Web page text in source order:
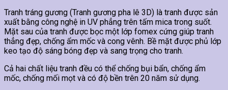
Tranh tráng gương (Tranh gương pha lê 3D) là tranh được sản
xuất bằng công nghệ in UV phẳng trên tấm mica trong suốt.
Mặt sau của tranh được bọc một lớp fomex cứng giúp tranh
thẳng đẹp, chống ẩm mốc và cong vênh. Bề mặt được phủ lớp
keo tạo độ sáng bóng đẹp và sang trọng cho tranh.
Cả hai chất liệu tranh đều có thể chống bụi bẩn, chống ẩm
mốc, chống mối mọt và có độ bền trên 20 năm sử dụng.